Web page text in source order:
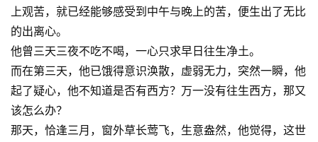
点
僧
音
高
僧
访
谈
上观苦，就已经能够感受到中午与晚上的苦，便生出了无比
的出离心。
他曾三天三夜不吃不喝，一心只求早日往生净土。
而在第三天，他已饿得意识涣散，虚弱无力，突然一瞬，他
起了疑心，他不知道是否有西方？万一没有往生西方，那又
该怎么办？
那天，恰逢三月，窗外草长莺飞，生意盎然，他觉得，这世